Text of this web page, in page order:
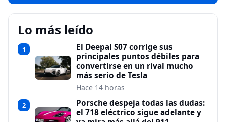
Lo más leído
1
El Deepal S07 corrige sus
principales puntos débiles para
convertirse en un rival mucho
más serio de Tesla
Hace 14 horas
2
Porsche despeja todas las dudas:
el 718 eléctrico sigue adelante y